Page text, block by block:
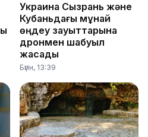
Украина Сызрань және
Кубаньдағы мұнай
өңдеу зауыттарына
дронмен шабуыл
жасады
Бүгін, 13:39